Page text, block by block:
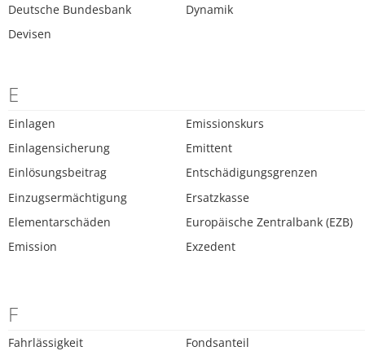
Deutsche Bundesbank
Devisen
Dynamik
E
Einlagen
Einlagensicherung
Einlösungsbeitrag
Einzugsermächtigung
Elementarschäden
Emission
Emissionskurs
Emittent
Entschädigungsgrenzen
Ersatzkasse
Europäische Zentralbank (EZB)
Exzedent
F
Fahrlässigkeit
Fondsanteil